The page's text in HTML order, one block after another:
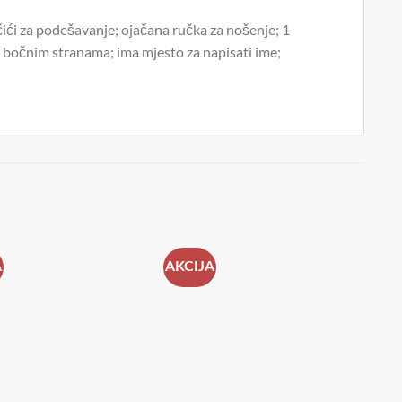
za podešavanje; ojačana ručka za nošenje; 1
stranama; ima mjesto za napisati ime;
AKCIJA